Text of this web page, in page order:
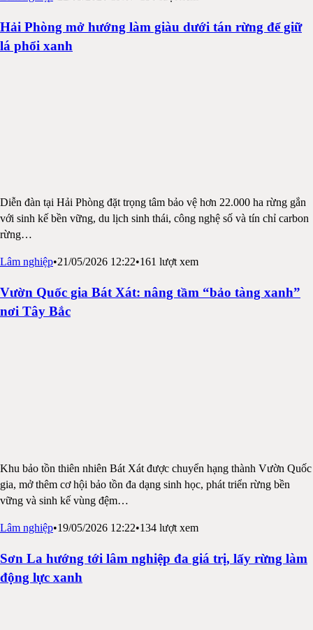
Hải Phòng mở hướng làm giàu dưới tán rừng để giữ
lá phổi xanh
Diễn đàn tại Hải Phòng đặt trọng tâm bảo vệ hơn 22.000 ha rừng gắn
với sinh kế bền vững, du lịch sinh thái, công nghệ số và tín chỉ carbon
rừng…
Lâm nghiệp•21/05/2026 12:22•161 lượt xem
Vườn Quốc gia Bát Xát: nâng tầm “bảo tàng xanh”
nơi Tây Bắc
Khu bảo tồn thiên nhiên Bát Xát được chuyển hạng thành Vườn Quốc
gia, mở thêm cơ hội bảo tồn đa dạng sinh học, phát triển rừng bền
vững và sinh kế vùng đệm…
Lâm nghiệp•19/05/2026 12:22•134 lượt xem
Sơn La hướng tới lâm nghiệp đa giá trị, lấy rừng làm
động lực xanh